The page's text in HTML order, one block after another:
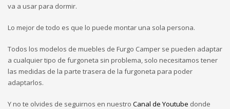
va a usar para dormir.
Lo mejor de todo es que lo puede montar una sola persona.
Todos los modelos de muebles de Furgo Camper se pueden adaptar
a cualquier tipo de furgoneta sin problema, solo necesitamos tener
las medidas de la parte trasera de la furgoneta para poder
adaptarlos.
Y no te olvides de seguirnos en nuestro Canal de Youtube donde